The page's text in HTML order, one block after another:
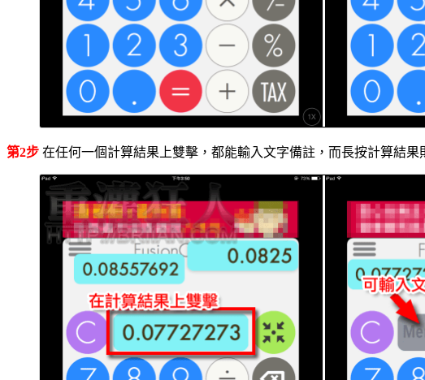
第2步 在任何一個計算結果上雙擊，都能輸入文字備註，而長按計算結果